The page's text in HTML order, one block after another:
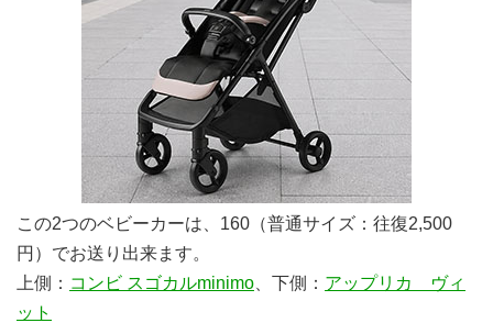
この2つのベビーカーは、160（普通サイズ：往復2,500
円）でお送り出来ます。
上側： コンビ スゴカルminimo 、下側： アップリカ ヴィ
ット